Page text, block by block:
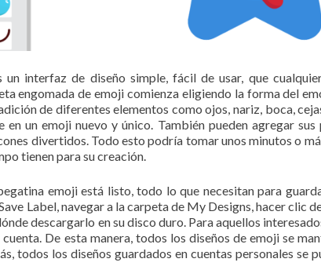
un interfaz de diseño simple, fácil de usar, que
engomada de emoji comienza eligiendo la forma del
de diferentes elementos como ojos, nariz, boca,
en un emoji nuevo y único. También pueden agregar
divertidos. Todo esto podría tomar unos minutos o
tienen para su creación.
emoji está listo, todo lo que necesitan para
Label, navegar a la carpeta de My Designs, hacer clic
descargarlo en su disco duro. Para aquellos
De esta manera, todos los diseños de emoji se
todos los diseños guardados en cuentas personales se